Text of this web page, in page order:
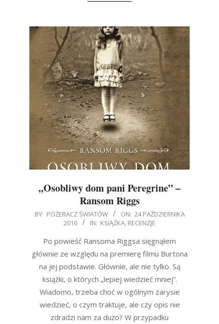
„Osobliwy dom pani Peregrine” –
Ransom Riggs
2016-
BY: POŻERACZ ŚWIATÓW ON: 24 PAŹDZIERNIKA
2016
IN: KSIĄŻKA RECENZJE
Po powieść Ransoma Riggsa sięgnąłem
głównie ze względu na premierę filmu Burtona
na jej podstawie. Głównie, ale nie tylko. Są
książki, o których „lepiej wiedzieć mniej”.
Wiadomo, trzeba choć w ogólnym zarysie
wiedzieć, o czym traktuje, ale czy opis nie
zdradzi nam za dużo? W przypadku